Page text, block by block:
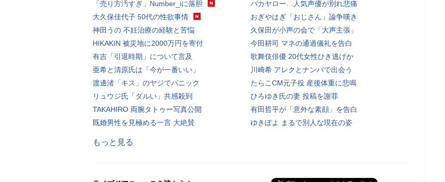
「売り方汚すぎ」Number_iに落胆
大久保佳代子 50代の性欲事情
神田うの 不妊治療の経験と苦悩
HIKAKIN 被災地に2000万円を寄付
有吉「引退時期」について言及
亜希と清原氏は「今が一番いい」
渡邊渚「キス」のヤジでパニック
リュウジ氏「ダルい」共感殺到
TAKAHIRO 両腕タトゥー写真公開
既婚男性を見極める一言 大絶賛
バカヤロー…人気声優が別れ悲痛
おぎやはぎ「おじさん」論争嘆き
久保田が小声の会で「大声主張」
今田耕司 マネの通過儀礼を告白
歌舞伎俳優 20代女性ひき逃げか
川崎希 アレクとナンパで出会う
たらこCM元子役 産後体重に悲鳴
ひろゆき氏の妻 投稿を謝罪
有田哲平が「意外な素顔」を告白
ゆきぽよ まるで別人な現在の姿
もっと見る